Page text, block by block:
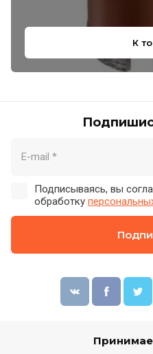
К
Подписываясь, вы
обработку